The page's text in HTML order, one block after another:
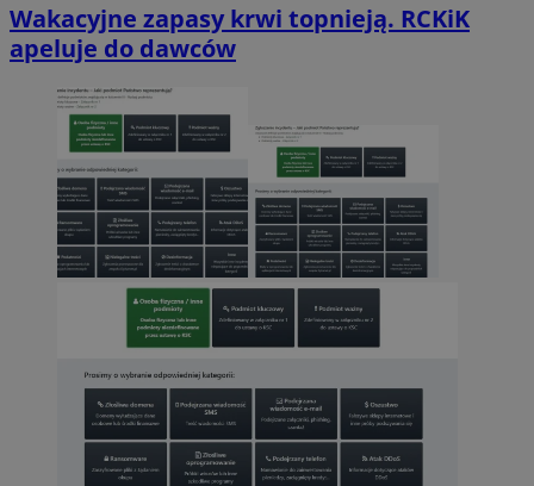
Wakacyjne zapasy krwi topnieją. RCKiK
apeluje do dawców